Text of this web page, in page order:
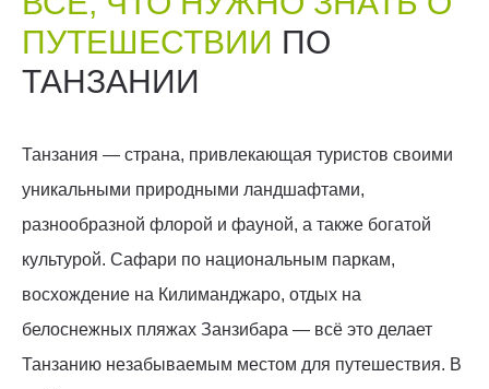
ПУТЕШЕСТВИИ ПО
ТАНЗАНИИ
Танзания — страна, привлекающая туристов своими
уникальными природными ландшафтами,
разнообразной флорой и фауной, а также богатой
культурой. Сафари по национальным паркам,
восхождение на Килиманджаро, отдых на
белоснежных пляжах Занзибара — всё это делает
Танзанию незабываемым местом для путешествия. В